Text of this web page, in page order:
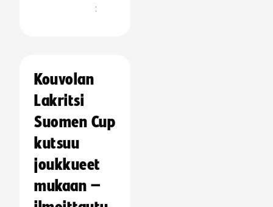
:
Kouvolan
Lakritsi
Suomen Cup
kutsuu
joukkueet
mukaan –